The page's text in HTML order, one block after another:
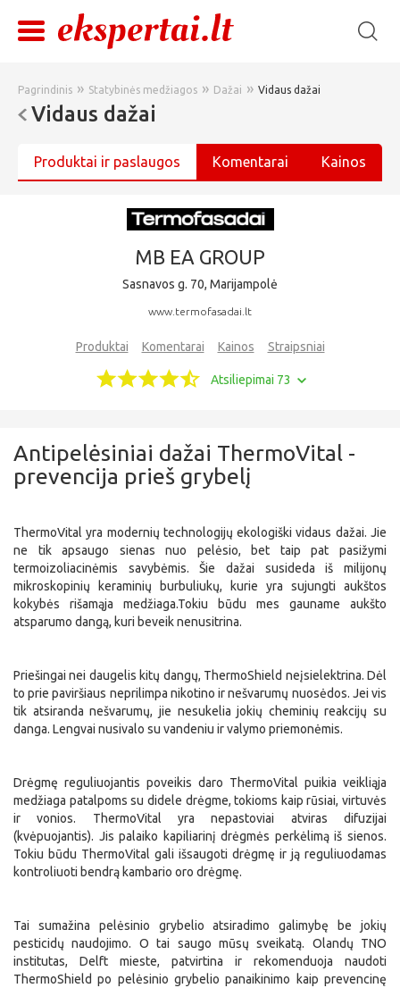
Pagrindinis » Statybinės medžiagos » Dažai » Vidaus dažai
Vidaus dažai
Produktai ir paslaugos Komentarai Kainos
MB EA GROUP
Sasnavos g. 70, Marijampolė
www.termofasadai.lt
Produktai Komentarai Kainos Straipsniai
Atsiliepimai 73
Antipelėsiniai dažai ThermoVital -
prevencija prieš grybelį
ThermoVital yra modernių technologijų ekologiški vidaus dažai. Jie
ne tik apsaugo sienas nuo pelėsio, bet taip pat pasižymi
termoizoliacinėmis savybėmis. Šie dažai susideda iš milijonų
mikroskopinių keraminių burbuliukų, kurie yra sujungti aukštos
kokybės rišamąja medžiaga.Tokiu būdu mes gauname aukšto
atsparumo dangą, kuri beveik nenusitrina.
Priešingai nei daugelis kitų dangų, ThermoShield neįsielektrina. Dėl
to prie paviršiaus neprilimpa nikotino ir nešvarumų nuosėdos. Jei vis
tik atsiranda nešvarumų, jie nesukelia jokių cheminių reakcijų su
danga. Lengvai nusivalo su vandeniu ir valymo priemonėmis.
Drėgmę reguliuojantis poveikis daro ThermoVital puikia veikliąja
medžiaga patalpoms su didele drėgme, tokioms kaip rūsiai, virtuvės
ir vonios. ThermoVital yra nepastoviai atviras difuzijai
(kvėpuojantis). Jis palaiko kapiliarinį drėgmės perkėlimą iš sienos.
Tokiu būdu ThermoVital gali išsaugoti drėgmę ir ją reguliuodamas
kontroliuoti bendrą kambario oro drėgmę.
Tai sumažina pelėsinio grybelio atsiradimo galimybę be jokių
pesticidų naudojimo. O tai saugo mūsų sveikatą. Olandų TNO
institutas, Delft mieste, patvirtina ir rekomenduoja naudoti
ThermoShield po pelėsinio grybelio panaikinimo kaip prevencinę